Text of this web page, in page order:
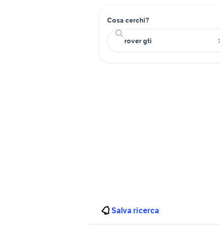
Cosa cerchi?
Salva ricerca